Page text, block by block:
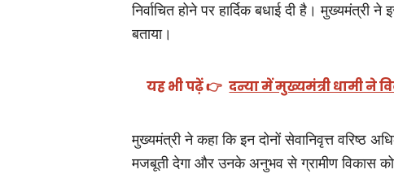
निर्वाचित होने पर हार्दिक बधाई दी है।
बताया।
यह भी पढ़ें 👉 दन्या में मुख्यमंत्री धामी ने
मुख्यमंत्री ने कहा कि इन दोनों सेवानिवृत्त वरिष्ठ
मजबूती देगा और उनके अनुभव से ग्रामीण विकास